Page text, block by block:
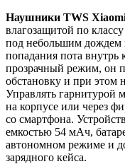
Наушники TWS
влагозащитой по
под небольшим дождем
попадания пота внутрь
прозрачный режим, он
обстановку и при этом
Управлять
на корпусе или через
со смартфона.
емкостью 54 мАч,
автономном режиме и
зарядного кейса.